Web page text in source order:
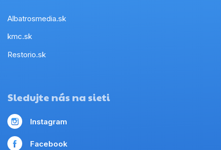
Albatrosmedia.sk
kmc.sk
Restorio.sk
Sledujte nás na sieti
Instagram
Facebook